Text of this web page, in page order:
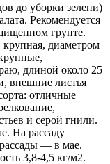
до уборки зелени)
Рекомендуется
грунте.
крупная, диаметром
длиной около 25
внешние листья
отличные
и серой гнили.
На рассаду
— в мае.
3,8-4,5 кг/м2.